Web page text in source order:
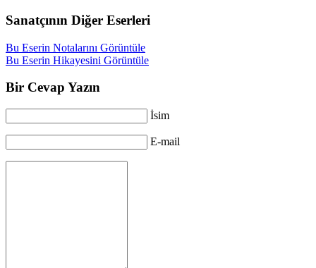
Sanatçının Diğer Eserleri
Bu Eserin Notalarını Görüntüle
Bu Eserin Hikayesini Görüntüle
Bir Cevap Yazın
İsim
E-mail